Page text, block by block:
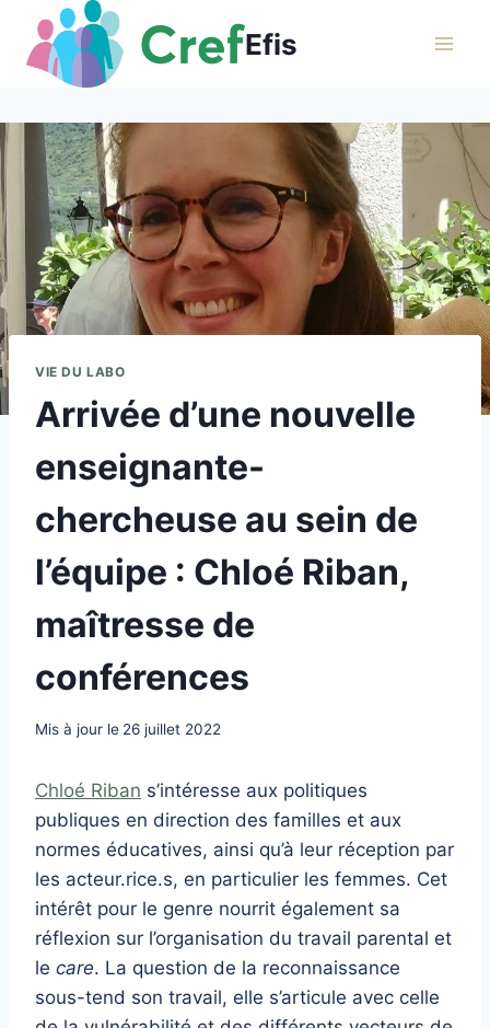
contenu
Efis
VIE DU LABO
Arrivée d’une nouvelle
enseignante-
chercheuse au sein de
l’équipe : Chloé Riban,
maîtresse de
conférences
Mis à jour le 26 juillet 2022
Chloé Riban s’intéresse aux politiques
publiques en direction des familles et aux
normes éducatives, ainsi qu’à leur réception par
les acteur.rice.s, en particulier les femmes. Cet
intérêt pour le genre nourrit également sa
réflexion sur l’organisation du travail parental et
le care. La question de la reconnaissance
sous-tend son travail, elle s’articule avec celle